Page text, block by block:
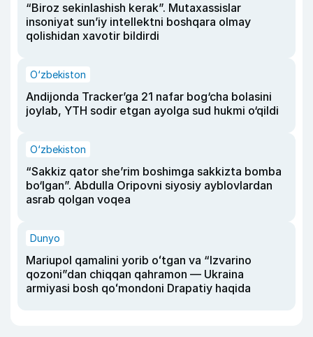
“Biroz sekinlashish kerak”. Mutaxassislar
insoniyat sun’iy intellektni boshqara olmay
qolishidan xavotir bildirdi
O‘zbekiston
Andijonda Tracker’ga 21 nafar bog‘cha bolasini
joylab, YTH sodir etgan ayolga sud hukmi o‘qildi
O‘zbekiston
“Sakkiz qator she’rim boshimga sakkizta bomba
bo‘lgan”. Abdulla Oripovni siyosiy ayblovlardan
asrab qolgan voqea
Dunyo
Mariupol qamalini yorib oʻtgan va “Izvarino
qozoni”dan chiqqan qahramon — Ukraina
armiyasi bosh qoʻmondoni Drapatiy haqida